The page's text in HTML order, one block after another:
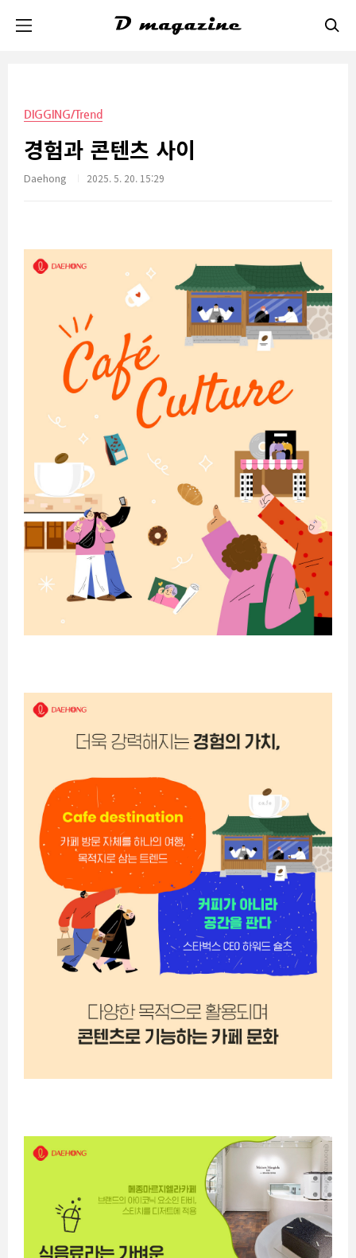
DIGGING/Trend
경험과 콘텐츠 사이
Daehong 2025. 5. 20. 15:29